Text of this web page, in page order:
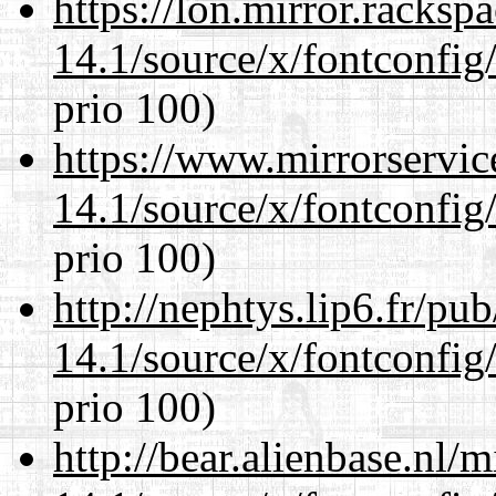
14.1/source/x/
prio 100)
https://
14.1/source/x/
prio 100)
http://nephtys.lip6.fr/
14.1/source/x/
prio 100)
http://bear.alienbase.nl/